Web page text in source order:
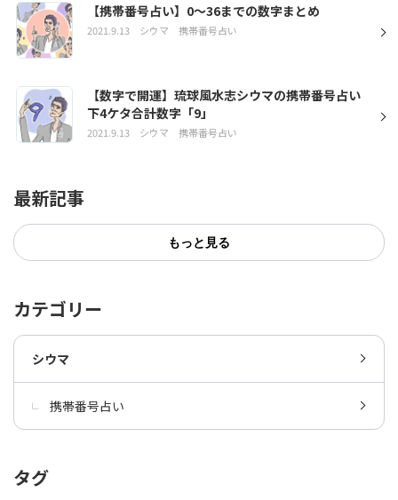
【携帯番号占い】0～36までの数字まとめ
2021.9.13 シウマ 携帯番号占い
【数字で開運】琉球風水志シウマの携帯番号占い
下4ケタ合計数字「9」
2021.9.13 シウマ 携帯番号占い
最新記事
もっと見る
カテゴリー
シウマ
携帯番号占い
タグ